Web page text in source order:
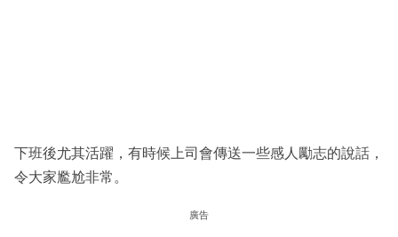
下班後尤其活躍，有時候上司會傳送一些感人勵志的說話，
令大家尷尬非常。
廣告